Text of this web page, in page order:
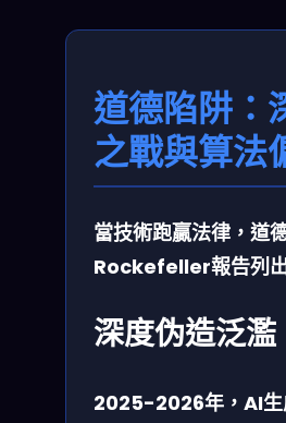
道德陷阱：
之戰與算法
當技術跑贏法律，道
Rockefeller報告列出
深度伪造泛濫
2025-2026年，AI